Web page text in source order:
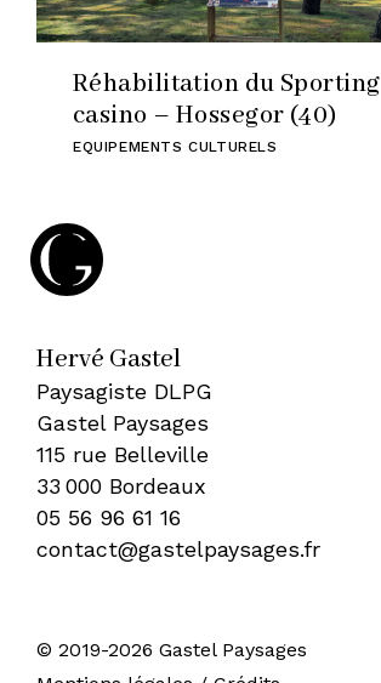
Réhabilitation du Sporting
casino – Hossegor (40)
EQUIPEMENTS CULTURELS
Hervé Gastel
Paysagiste DLPG
Gastel Paysages
115 rue Belleville
33 000 Bordeaux
05 56 96 61 16
contact@gastelpaysages.fr
© 2019-2026 Gastel Paysages